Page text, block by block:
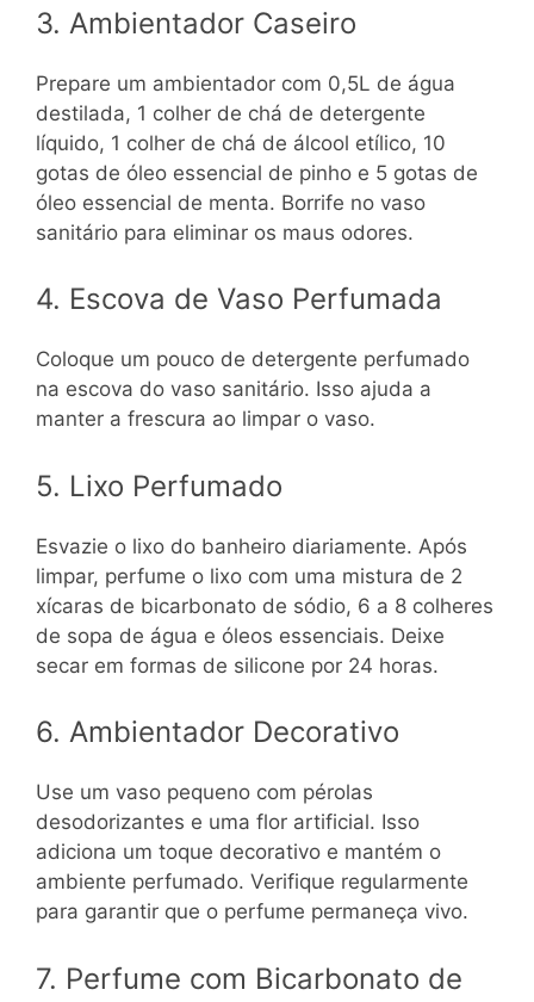
3. Ambientador Caseiro
Prepare um ambientador com 0,5L de água
destilada, 1 colher de chá de detergente
líquido, 1 colher de chá de álcool etílico, 10
gotas de óleo essencial de pinho e 5 gotas de
óleo essencial de menta. Borrife no vaso
sanitário para eliminar os maus odores.
4. Escova de Vaso Perfumada
Coloque um pouco de detergente perfumado
na escova do vaso sanitário. Isso ajuda a
manter a frescura ao limpar o vaso.
5. Lixo Perfumado
Esvazie o lixo do banheiro diariamente. Após
limpar, perfume o lixo com uma mistura de 2
xícaras de bicarbonato de sódio, 6 a 8 colheres
de sopa de água e óleos essenciais. Deixe
secar em formas de silicone por 24 horas.
6. Ambientador Decorativo
Use um vaso pequeno com pérolas
desodorizantes e uma flor artificial. Isso
adiciona um toque decorativo e mantém o
ambiente perfumado. Verifique regularmente
para garantir que o perfume permaneça vivo.
7. Perfume com Bicarbonato de